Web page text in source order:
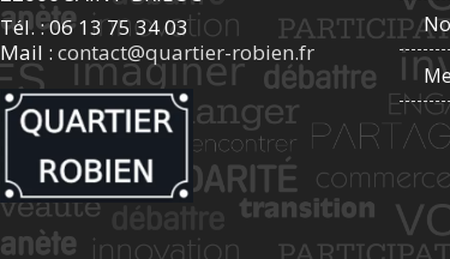
Tél. : 06 13 75 34 03
Mail : contact@quartier-robien.fr